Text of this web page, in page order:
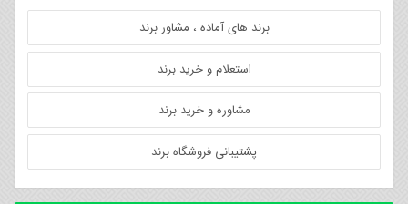
برند های آماده ، مشاور برند
استعلام و خرید برند
مشاوره و خرید برند
پشتیبانی فروشگاه برند